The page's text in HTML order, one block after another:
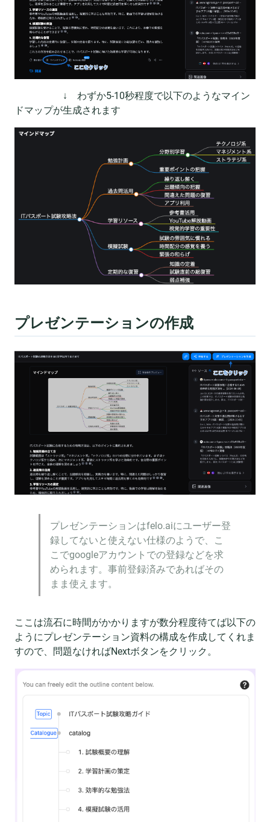
↓ わずか5-10秒程度で以下のようなマイン
ドマップが生成されます
プレゼンテーションの作成
プレゼンテーションはfelo.aiにユーザー登
録してないと使えない仕様のようで、こ
こでgoogleアカウントでの登録などを求
められます。事前登録済みであればその
まま使えます。
ここは流石に時間がかかりますが数分程度待てば以下の
ようにプレゼンテーション資料の構成を作成してくれま
すので、問題なければNextボタンをクリック。